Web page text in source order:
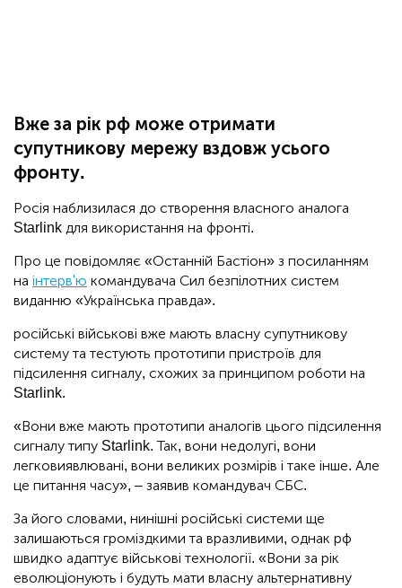
Вже за рік рф може отримати
супутникову мережу вздовж усього
фронту.
Росія наблизилася до створення власного аналога
Starlink для використання на фронті.
Про це повідомляє «Останній Бастіон» з посиланням
на інтерв'ю командувача Сил безпілотних систем
виданню «Українська правда».
російські військові вже мають власну супутникову
систему та тестують прототипи пристроїв для
підсилення сигналу, схожих за принципом роботи на
Starlink.
«Вони вже мають прототипи аналогів цього підсилення
сигналу типу Starlink. Так, вони недолугі, вони
легковиявлювані, вони великих розмірів і таке інше. Але
це питання часу», – заявив командувач СБС.
За його словами, нинішні російські системи ще
залишаються громіздкими та вразливими, однак рф
швидко адаптує військові технології. «Вони за рік
еволюціонують і будуть мати власну альтернативну